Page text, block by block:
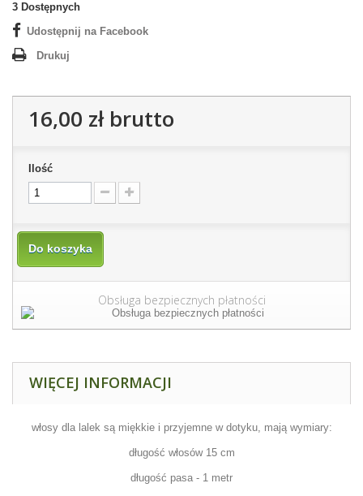
3 Dostępnych
Udostępnij na Facebook
Drukuj
16,00 złbrutto
Ilość
Do koszyka
Obsługa bezpiecznych płatności
WIĘCEJ INFORMACJI
włosy dla lalek są miękkie i przyjemne w dotyku, mają wymiary:
długość włosów 15 cm
długość pasa - 1 metr